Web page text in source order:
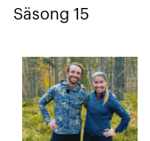
Säsong 15